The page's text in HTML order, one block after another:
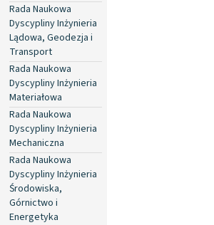
Rada Naukowa
Dyscypliny Inżynieria
Lądowa, Geodezja i
Transport
Rada Naukowa
Dyscypliny Inżynieria
Materiałowa
Rada Naukowa
Dyscypliny Inżynieria
Mechaniczna
Rada Naukowa
Dyscypliny Inżynieria
Środowiska,
Górnictwo i
Energetyka